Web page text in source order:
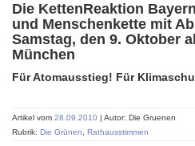
Die KettenReaktion
und Menschenkette mit
Samstag, den 9. Oktober
München
Für Atomausstieg! Für
Artikel vom 28.09.2010 | Autor: Die Gruenen
Rubrik: Die Grünen Rathausstimmen